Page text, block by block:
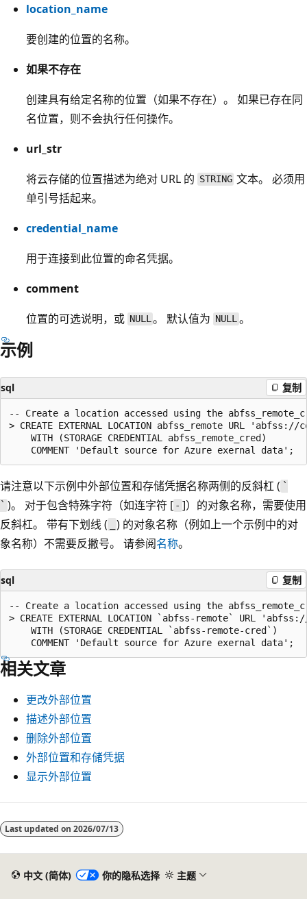
location_name
要创建的位置的名称。
如果不存在
创建具有给定名称的位置（如果不存在）。 如果已存在同
名位置，则不会执行任何操作。
url_str
将云存储的位置描述为绝对 URL 的 STRING 文本。 必须用
单引号括起来。
credential_name
用于连接到此位置的命名凭据。
comment
位置的可选说明，或 NULL。 默认值为 NULL。
示例
sql 复制
-- Create a location accessed using the
> CREATE EXTERNAL LOCATION abfss_remote URL
    WITH (STORAGE CREDENTIAL abfss_remote_cred)
请注意以下示例中外部位置和存储凭据名称两侧的反斜杠 ( `
` )。 对于包含特殊字符（如连字符 [ - ]）的对象名称，需要使用
反斜杠。 带有下划线 (
) 的对象名称（例如上一个示例中的对
象名称）不需要反撇号。 请参阅名称。
sql 复制
-- Create a location accessed using the
> CREATE EXTERNAL LOCATION `abfss-remote` URL
    WITH (STORAGE CREDENTIAL `abfss-remote-cred`)
相关文章
更改外部位置
描述外部位置
删除外部位置
外部位置和存储凭据
显示外部位置
阅
读Last updated on 2026/07/13
中文 (简体) 你的隐私选择 主题